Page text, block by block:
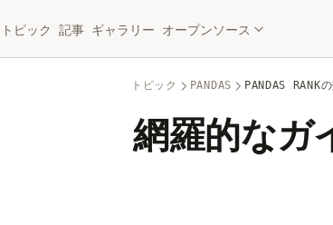
トピック 記事 ギャラリー オープンソース
トピック PANDAS PANDAS RANK
網羅的なガ